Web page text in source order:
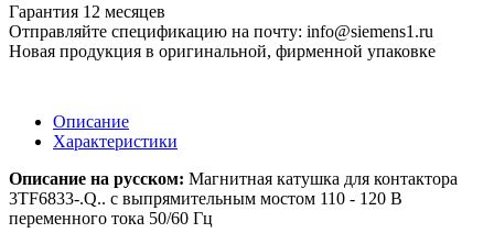
Гарантия 12 месяцев
Отправляйте спецификацию на почту: info@siemens1.ru
Новая продукция в оригинальной, фирменной упаковке
Описание
Характеристики
Описание на русском: Магнитная катушка для контактора
3TF6833-.Q.. с выпрямительным мостом 110 - 120 В
переменного тока 50/60 Гц